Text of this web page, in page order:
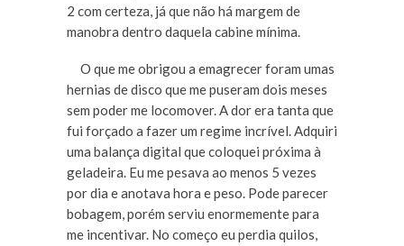
2 com certeza, já que não há margem de
manobra dentro daquela cabine mínima.
O que me obrigou a emagrecer foram umas
hernias de disco que me puseram dois meses
sem poder me locomover. A dor era tanta que
fui forçado a fazer um regime incrível. Adquiri
uma balança digital que coloquei próxima à
geladeira. Eu me pesava ao menos 5 vezes
por dia e anotava hora e peso. Pode parecer
bobagem, porém serviu enormemente para
me incentivar. No começo eu perdia quilos,